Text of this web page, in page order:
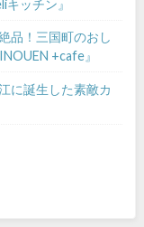
ッチン』
品！三国町のおし
+cafe』
に誕生した素敵カ